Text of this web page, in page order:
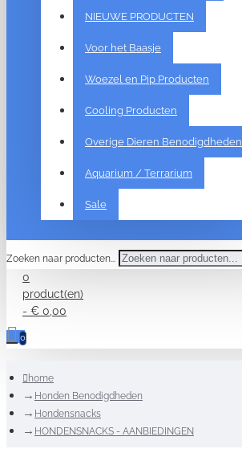
NIEUWE PRODUCTEN
Voor het Baasje
Woezel en Pip Producten
Cooling Producten
Overige Dieren Benodigdheden
Aquarium / Terrarium
Sale
Zoeken naar producten...
0
product(en)
- € 0,00
0
home
Honden Benodigdheden
Hondensnacks
HONDENSNACKS - AANBIEDINGEN